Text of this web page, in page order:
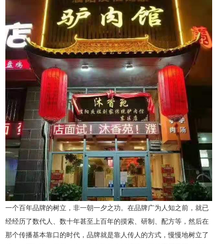
一个百年品牌的树立，非一朝一夕之功。在品牌广为人知之前，就已
经经历了数代人、数十年甚至上百年的摸索、研制、配方等，然后在
那个传播基本靠口的时代，品牌就是靠人传人的方式，慢慢地树立了